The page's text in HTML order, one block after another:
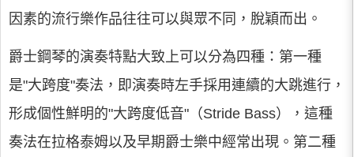
因素的流行樂作品往往可以與眾不同，脫穎而出。
爵士鋼琴的演奏特點大致上可以分為四種：第一種
是"大跨度"奏法，即演奏時左手採用連續的大跳進行，
形成個性鮮明的"大跨度低音"（Stride Bass），這種
奏法在拉格泰姆以及早期爵士樂中經常出現。第二種